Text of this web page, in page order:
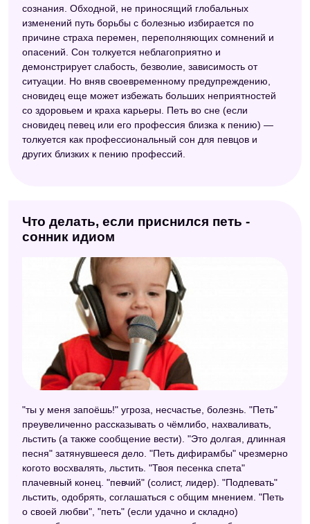
сознания. Обходной, не приносящий глобальных
изменений путь борьбы с болезнью избирается по
причине страха перемен, переполняющих сомнений и
опасений. Сон толкуется неблагоприятно и
демонстрирует слабость, безволие, зависимость от
ситуации. Но вняв своевременному предупреждению,
сновидец еще может избежать больших неприятностей
со здоровьем и краха карьеры. Петь во сне (если
сновидец певец или его профессия близка к пению) —
толкуется как профессиональный сон для певцов и
других близких к пению профессий.
Что делать, если приснился петь -
сонник идиом
"ты у меня запоёшь!" угроза, несчастье, болезнь. "Петь"
преувеличенно рассказывать о чёмлибо, нахваливать,
льстить (а также сообщение вести). "Это долгая, длинная
песня" затянувшееся дело. "Петь дифирамбы" чрезмерно
когото восхвалять, льстить. "Твоя песенка спета"
плачевный конец. "певчий" (солист, лидер). "Подпевать"
льстить, одобрять, соглашаться с общим мнением. "Петь
о своей любви", "петь" (если удачно и складно)